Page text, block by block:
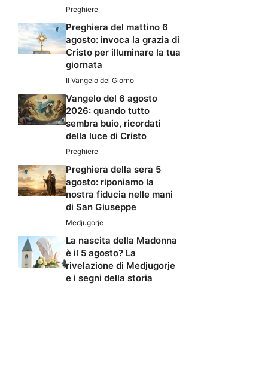
Preghiere
Preghiera del mattino 6
agosto: invoca la grazia di
Cristo per illuminare la tua
giornata
Il Vangelo del Giorno
Vangelo del 6 agosto
2026: quando tutto
sembra buio, ricordati
della luce di Cristo
Preghiere
Preghiera della sera 5
agosto: riponiamo la
nostra fiducia nelle mani
di San Giuseppe
Medjugorje
La nascita della Madonna
è il 5 agosto? La
rivelazione di Medjugorje
e i segni della storia